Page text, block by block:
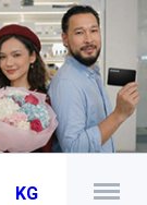
KG